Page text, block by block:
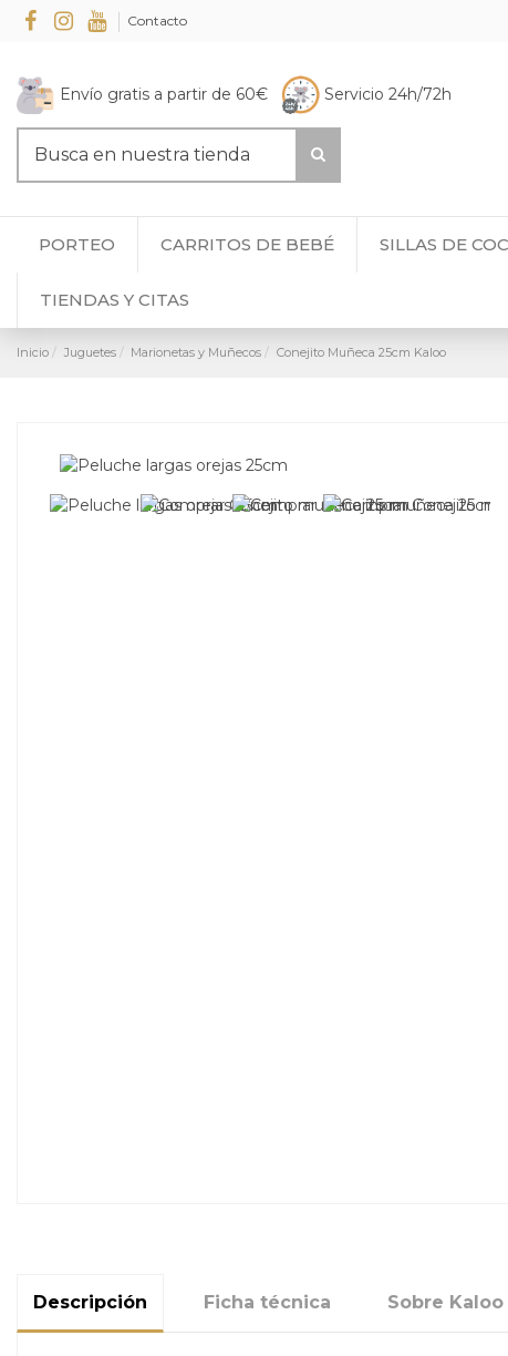
Contacto
Envío gratis a partir de 60€ Servicio 24h/72h
PORTEO CARRITOS DE BEBÉ SILLAS DE
TIENDAS Y CITAS
Inicio Juguetes Marionetas y Muñecos Conejito Muñeca 25cm Kaloo
Descripción Ficha técnica Sobre Kaloo